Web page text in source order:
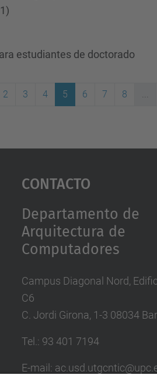
estudiantes de doctorado
2 3 4 5 6 7 8 ...
Contacto
Departamento de
Arquitectura de
Computadores
Campus Diagonal Nord,
C6
C. Jordi Girona, 1-3 08034
Tel.: 93 401 7194
E-mail: